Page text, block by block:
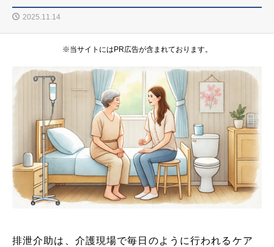
2025.11.14
※当サイトにはPR広告が含まれております。
排泄介助は、介護現場で毎日のように行われるケア